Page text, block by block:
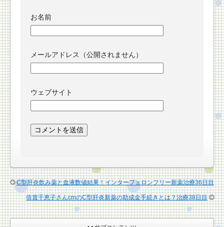
お名前
メールアドレス（公開されません）
ウェブサイト
C型肝炎飲み薬と血液数値結果！インターフェロンフリー新薬治療36日目
倍賞千恵子さんcmのC型肝炎新薬の助成金手続きとは？治療38日目